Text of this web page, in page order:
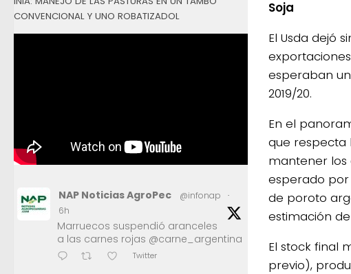
Soja
El Usda dejó
esperaban
2019/20.
En el
que respecta
mantener los
esperado por
de poroto
estimación
El stock final
previo),
CONVENCIONAL Y UNO ROBATIZADOL
NAP Noticias AgroPec @infonap
·
6h
Marruecos suspendió aranceles
a las carnes rojas @carne_argentina
Twitter